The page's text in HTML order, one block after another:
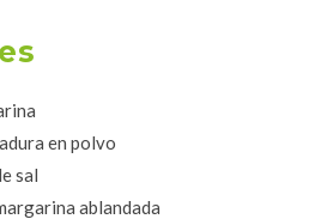
en polvo
sal
ablandada